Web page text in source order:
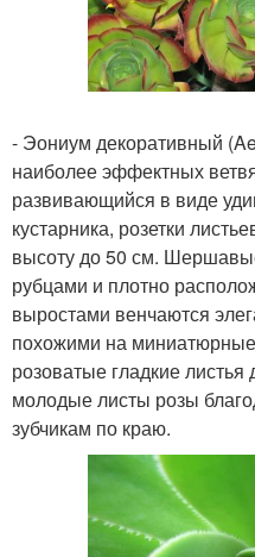
- Эониум декоративный
наиболее эффектных
развивающийся в виде
кустарника, розетки
высоту до 50 см.
рубцами и плотно
выростами венчаются
похожими на миниатюрные
розоватые гладкие
молодые листы розы
зубчикам по краю.